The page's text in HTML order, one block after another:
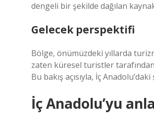
dengeli bir şekilde dağılan
Gelecek perspektifi
Bölge, önümüzdeki yıllarda
zaten küresel turistler
Bu bakış açısıyla, İç
İç Anadolu’yu